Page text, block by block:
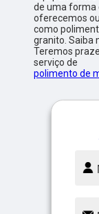
de uma forma
oferecemos
como
granito. Saiba
Teremos
serviço de
polimento de